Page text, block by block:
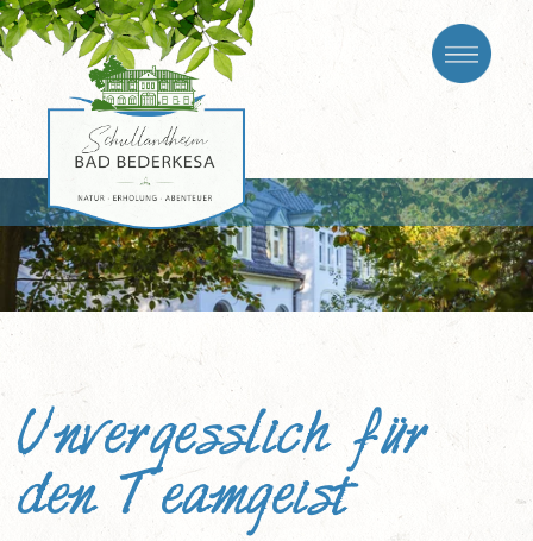
Unvergesslich für
den Teamgeist